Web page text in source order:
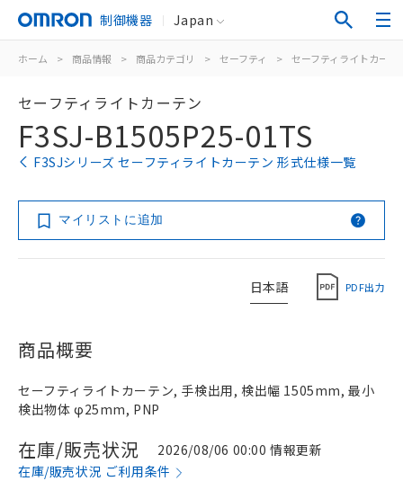
制御機器 Japan
ホーム > 商品情報 > 商品カテゴリ > セーフティ > セーフティライトカー
セーフティライトカーテン
F3SJ-B1505P25-01TS
F3SJシリーズ セーフティライトカーテン 形式仕様一覧
マイリストに追加
日本語 PDF出力
商品概要
セーフティライトカーテン, 手検出用, 検出幅 1505mm, 最小
検出物体 φ25mm, PNP
在庫/販売状況
2026/08/06 00:00 情報更新
在庫/販売状況 ご利用条件